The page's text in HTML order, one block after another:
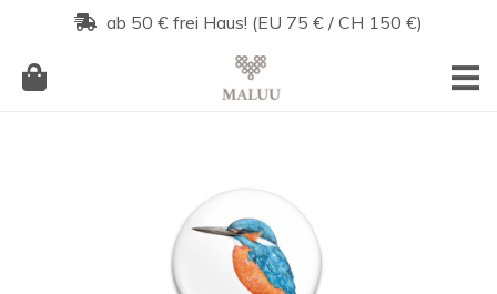
ab 50 € frei Haus! (EU 75 € / CH 150 €)